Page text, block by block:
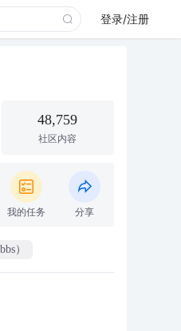
登录/注册
48,759
社区内容
我的任务 分享
）